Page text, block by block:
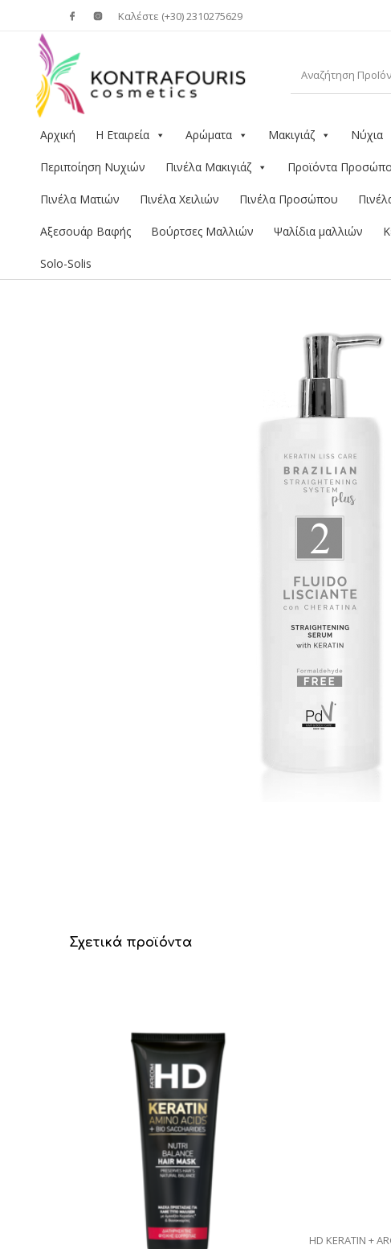
Καλέστε (+30) 2310275629
Αρχική Η Εταιρεία Αρώματα Μακιγιάζ Νύχια
Περιποίηση Νυχιών Πινέλα Μακιγιάζ Προϊόντα
Πινέλα Ματιών Πινέλα Χειλιών Πινέλα Προσώπου
Αξεσουάρ Βαφής Βούρτσες Μαλλιών Ψαλίδια μαλλιών
Solo-Solis
Σχετικά προϊόντα
HD KERATIN +